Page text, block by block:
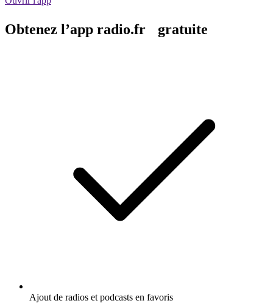
Obtenez l’app radio.fr gratuite
Ajout de radios et podcasts en favoris